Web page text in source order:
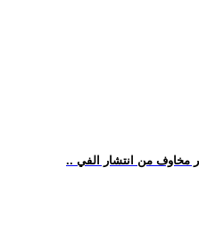
مخاوف من انتشار الفي